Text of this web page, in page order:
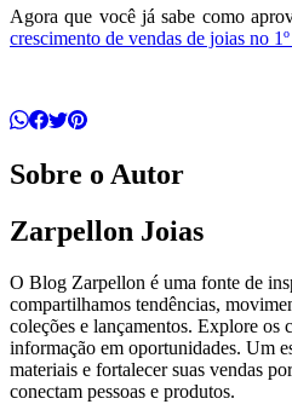
Agora que você já sabe como
crescimento de vendas de joias no
Sobre o Autor
Zarpellon Joias
O Blog Zarpellon é uma fonte de
compartilhamos tendências,
coleções e lançamentos. Explore os
informação em oportunidades. Um
materiais e fortalecer suas vendas
conectam pessoas e produtos.